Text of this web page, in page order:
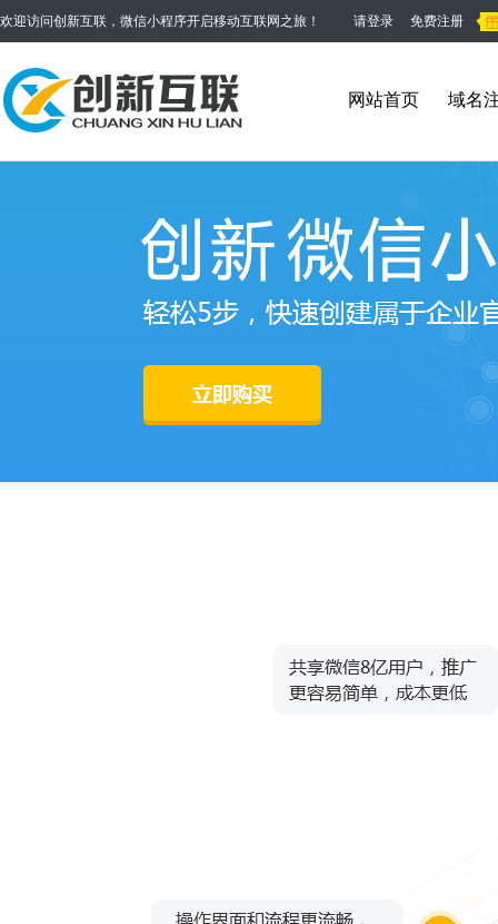
欢迎访问创新互联，微信小程序开启移动互联网之旅！ 请登录 免费注册
网站首页 域名